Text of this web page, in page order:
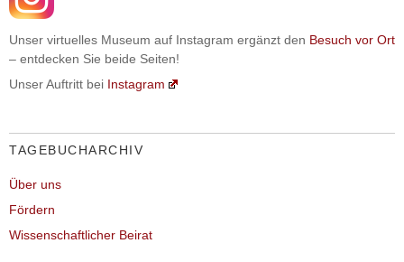
Unser virtuelles Museum auf Instagram ergänzt den Besuch vor Ort
– entdecken Sie beide Seiten!
Unser Auftritt bei Instagram
TAGEBUCHARCHIV
Über uns
Fördern
Wissenschaftlicher Beirat